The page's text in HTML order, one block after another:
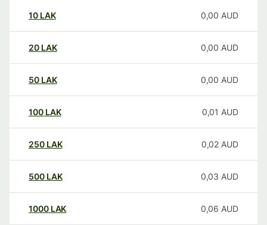
10 LAK 0,00 AUD
20 LAK 0,00 AUD
50 LAK 0,00 AUD
100 LAK 0,01 AUD
250 LAK 0,02 AUD
500 LAK 0,03 AUD
1000 LAK 0,06 AUD